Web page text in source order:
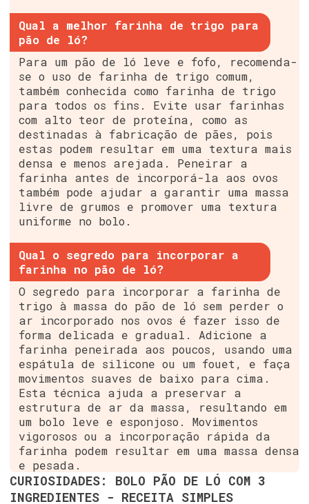
Qual a melhor farinha de trigo para
pão de ló?
Para um pão de ló leve e fofo, recomenda-
se o uso de farinha de trigo comum,
também conhecida como farinha de trigo
para todos os fins. Evite usar farinhas
com alto teor de proteína, como as
destinadas à fabricação de pães, pois
estas podem resultar em uma textura mais
densa e menos arejada. Peneirar a
farinha antes de incorporá-la aos ovos
também pode ajudar a garantir uma massa
livre de grumos e promover uma textura
uniforme no bolo.
Qual o segredo para incorporar a
farinha no pão de ló?
O segredo para incorporar a farinha de
trigo à massa do pão de ló sem perder o
ar incorporado nos ovos é fazer isso de
forma delicada e gradual. Adicione a
farinha peneirada aos poucos, usando uma
espátula de silicone ou um fouet, e faça
movimentos suaves de baixo para cima.
Esta técnica ajuda a preservar a
estrutura de ar da massa, resultando em
um bolo leve e esponjoso. Movimentos
vigorosos ou a incorporação rápida da
farinha podem resultar em uma massa densa
e pesada.
CURIOSIDADES: BOLO PÃO DE LÓ COM 3
INGREDIENTES - RECEITA SIMPLES